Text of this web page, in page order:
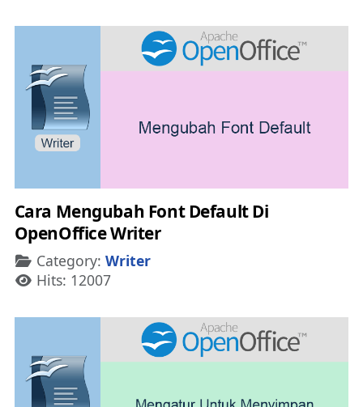
Cara Mengubah Font Default Di
OpenOffice Writer
Details
Category: Writer
Hits: 12007